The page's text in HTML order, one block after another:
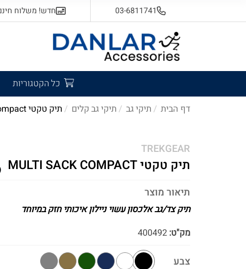
03-6811741 חדש! משלוח חינם
כל הקטגוריות
דף הבית
תיקי גב תיקי גב קלים תיק טקטי multi sack compact
TREKGEAR
תיק טקטי MULTI SACK COMPACT
תיאור מוצר
תיק צד/גב אלכסון עשוי ניילון איכותי חזק במיוחד
מק"ט:
צבע